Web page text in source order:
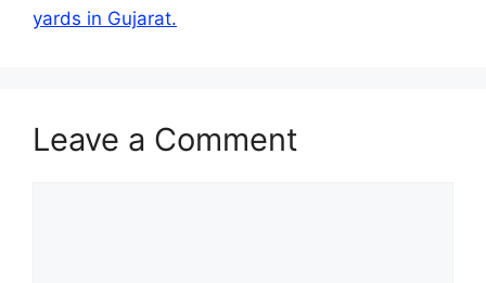
yards in Gujarat.
Leave a Comment